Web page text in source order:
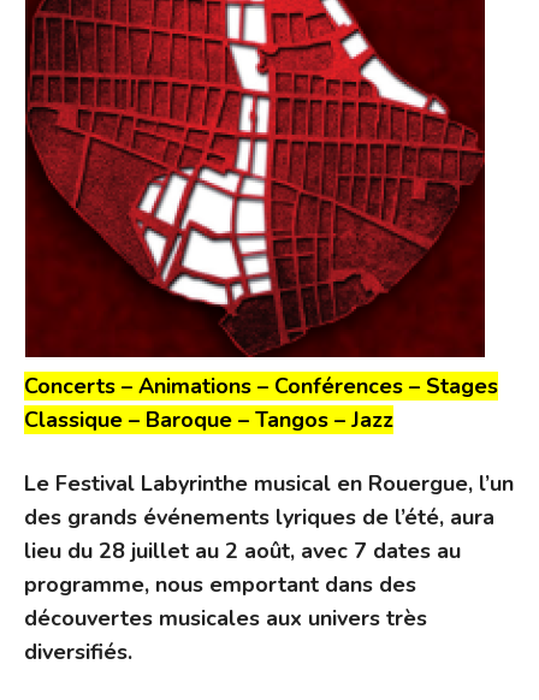
Concerts – Animations – Conférences – Stages
Classique – Baroque – Tangos – Jazz
Le Festival Labyrinthe musical en Rouergue, l’un
des grands événements lyriques de l’été, aura
lieu du 28 juillet au 2 août, avec 7 dates au
programme, nous emportant dans des
découvertes musicales aux univers très
diversifiés.